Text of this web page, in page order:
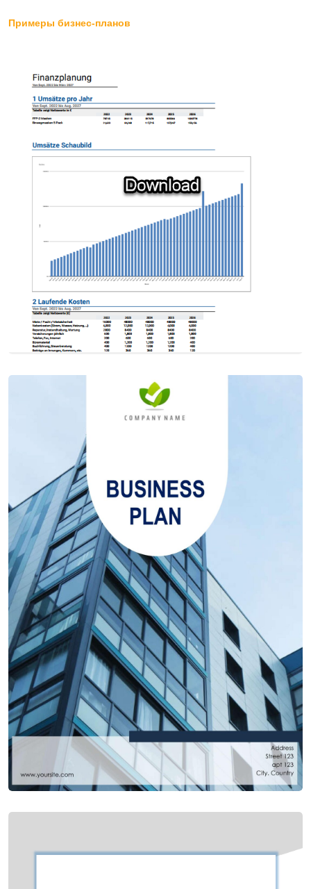
Примеры бизнес-планов
Пример финансового плана
Пример бизнес-плана